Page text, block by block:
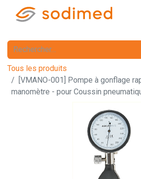
Tous les produits
[VMANO-001] Pompe à gonflage
manomètre - pour Coussin